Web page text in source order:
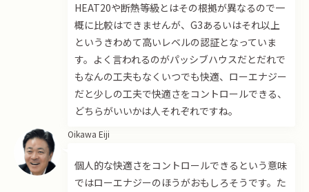
HEAT20や断熱等級とはその根拠が異なるので一
概に比較はできませんが、G3あるいはそれ以上
というきわめて高いレベルの認証となっていま
す。よく言われるのがパッシブハウスだとだれで
もなんの工夫もなくいつでも快適、ローエナジー
だと少しの工夫で快適さをコントロールできる、
どちらがいいかは人それぞれですね。
Oikawa Eiji
個人的な快適さをコントロールできるという意味
ではローエナジーのほうがおもしろそうです。た